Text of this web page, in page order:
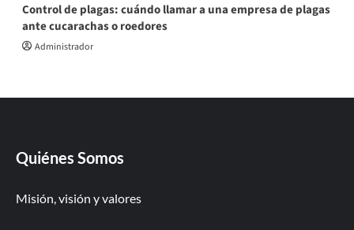
Control de plagas: cuándo llamar a una empresa de plagas
ante cucarachas o roedores
Administrador
Quiénes Somos
Misión, visión y valores